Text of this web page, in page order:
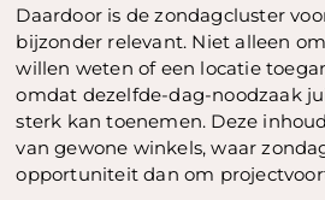
Daardoor is de zondagcluster
bijzonder relevant. Niet alleen
willen weten of een locatie
omdat dezelfde-dag-noodzaak
sterk kan toenemen. Deze
van gewone winkels, waar
opportuniteit dan om